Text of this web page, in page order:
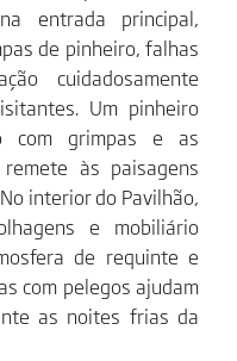
entrada principal,
de pinheiro, falhas
cuidadosamente
Um pinheiro
com grimpas e as
às paisagens
interior do Pavilhão,
e mobiliário
de requinte e
com pelegos ajudam
as noites frias da